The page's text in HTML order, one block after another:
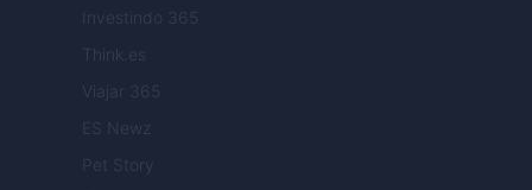
Investindo 365
Think.es
Viajar 365
ES Newz
Pet Story